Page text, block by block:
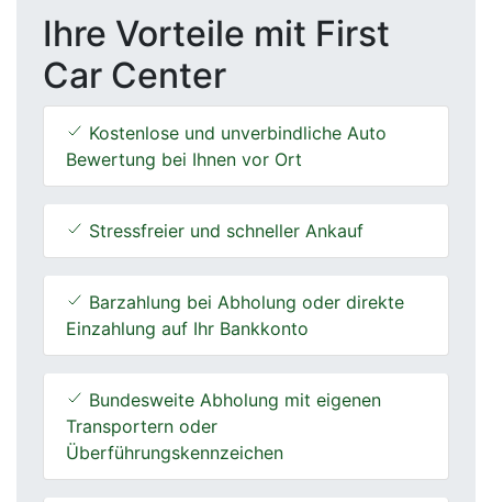
Ihre Vorteile mit First
Car Center
Kostenlose und unverbindliche Auto
Bewertung bei Ihnen vor Ort
Stressfreier und schneller Ankauf
Barzahlung bei Abholung oder direkte
Einzahlung auf Ihr Bankkonto
Bundesweite Abholung mit eigenen
Transportern oder
Überführungskennzeichen